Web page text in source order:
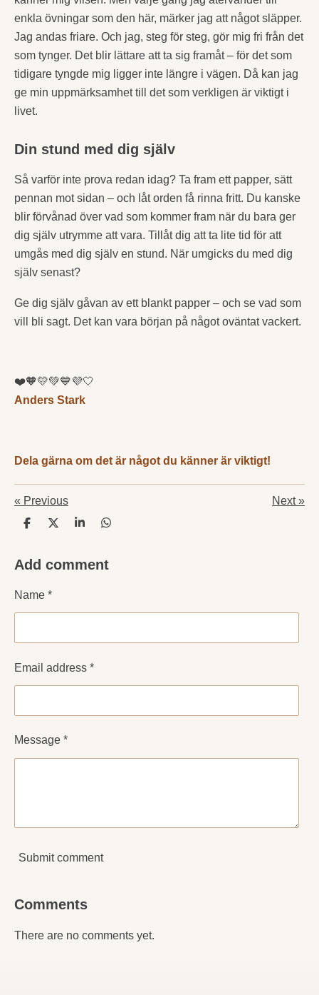
enkla övningar som den här, märker jag att något släpper.
Jag andas friare. Och jag, steg för steg, gör mig fri från det
som tynger. Det blir lättare att ta sig framåt – för det som
tidigare tyngde mig ligger inte längre i vägen. Då kan jag
ge min uppmärksamhet till det som verkligen är viktigt i
livet.
Din stund med dig själv
Så varför inte prova redan idag? Ta fram ett papper, sätt
pennan mot sidan – och låt orden få rinna fritt. Du kanske
blir förvånad över vad som kommer fram när du bara ger
dig själv utrymme att vara. Tillåt dig att ta lite tid för att
umgås med dig själv en stund. När umgicks du med dig
själv senast?
Ge dig själv gåvan av ett blankt papper – och se vad som
vill bli sagt. Det kan vara början på något oväntat vackert.
❤️🧡💛💚💙💜🤍
Anders Stark
Dela gärna om det är något du känner är viktigt!
« Previous Next»
S
r
S
r
S
r
S
r
Add comment
Name *
Email address *
Message *
Submit comment
Comments
There are no comments yet.